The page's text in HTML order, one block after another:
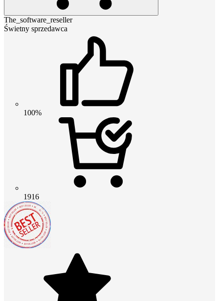
The_software_reseller
Świetny sprzedawca
100%
1916